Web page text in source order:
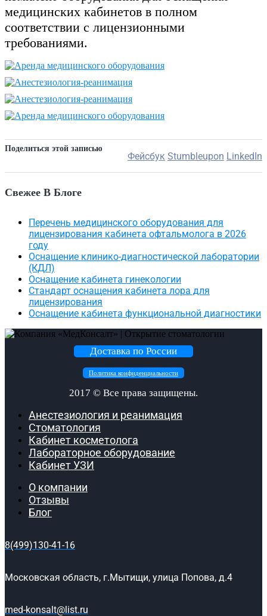
медицинских кабинетов в полном
соответствии с лицензионными
требованиями.
Поделиться этой записью
Фейсбук Stumbleupon LinkedIn
Свежее В Блоге
Перечень медицинского оборудования для
лицензирования кабинета офтальмолога в 2026
году
Оснащение клинико-диагностической лаборатории
(КДЛ)
Оснащение кабинета гинекологии
Стандарт оснащения кабинета лора для
лицензирования
Оснащение кабинета функциональной диагностики
Доставка по России
Политика конфиденциальности
2017 © Все права защищены.
Анестезиология и реанимация
Стоматология
Кабинет косметолога
Лабораторное оборудование
Кабинет УЗИ
О компании
Отзывы
Блог
8(499)130-41-16
Московская область, г.Мытищи, улица Попова, д.4
med-konsalt@list.ru